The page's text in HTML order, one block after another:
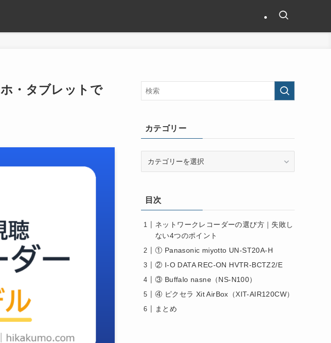
・タブレットで
カテゴリー
ー目次
ネットワークレコーダーの選び方｜失敗し
ない4つのポイント
① Panasonic miyotto UN-ST20A-H
② I-O DATA REC-ON HVTR-BCTZ2/E
③ Buffalo nasne（NS-N100）
④ ピクセラ Xit AirBox（XIT-AIR120CW）
まとめ